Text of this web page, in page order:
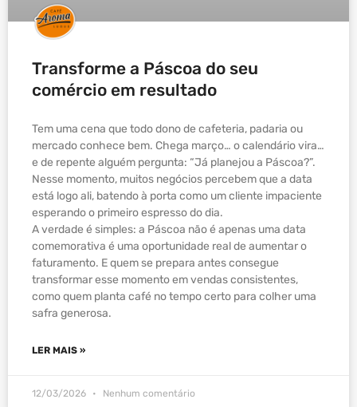
Transforme a Páscoa do seu
comércio em resultado
Tem uma cena que todo dono de cafeteria, padaria ou
mercado conhece bem. Chega março… o calendário vira…
e de repente alguém pergunta: “Já planejou a Páscoa?”.
Nesse momento, muitos negócios percebem que a data
está logo ali, batendo à porta como um cliente impaciente
esperando o primeiro espresso do dia.
A verdade é simples: a Páscoa não é apenas uma data
comemorativa é uma oportunidade real de aumentar o
faturamento. E quem se prepara antes consegue
transformar esse momento em vendas consistentes,
como quem planta café no tempo certo para colher uma
safra generosa.
LER MAIS »
12/03/2026 Nenhum comentário